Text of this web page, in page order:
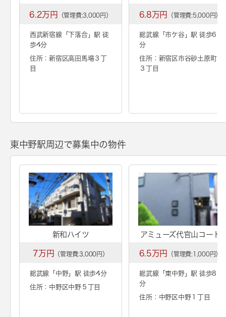
6.2万円 （管理費:3,000円）
西武新宿線「下落合」駅 徒
歩4分
住所：新宿区高田馬場３丁
目
6.8万円 （管理費:5,000円）
総武線「市ケ谷」駅 徒歩6
分
住所：新宿区市谷砂土原町
３丁目
東中野駅周辺で募集中の物件
新和ハイツ
7万円 （管理費:3,000円）
総武線「 中野」駅 徒歩4分
住所：中野区中野５丁目
アミューズ代官山コート
6.5万円 （管理費:1,000円）
総武線「東中野」駅 徒歩8
分
住所：中野区中野１丁目